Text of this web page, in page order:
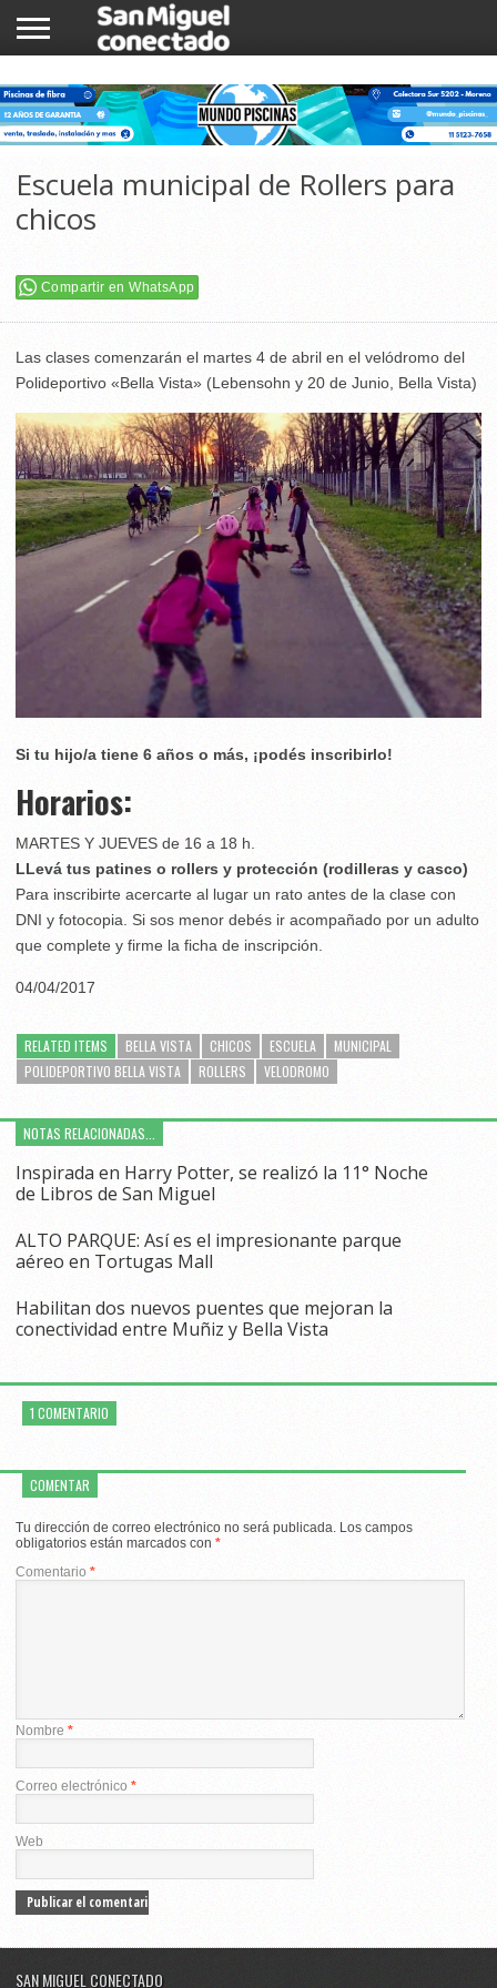
NOTICIAS
COMUNIDAD
COMERCIOS
Escuela municipal de Rollers para
chicos
Compartir en WhatsApp
Las clases comenzarán el martes 4 de abril en el velódromo del
Polideportivo «Bella Vista» (Lebensohn y 20 de Junio, Bella Vista)
Si tu hijo/a tiene 6 años o más, ¡podés inscribirlo!
Horarios:
MARTES Y JUEVES de 16 a 18 h.
LLevá tus patines o rollers y protección (rodilleras y casco)
Para inscribirte acercarte al lugar un rato antes de la clase con
DNI y fotocopia. Si sos menor debés ir acompañado por un adulto
que complete y firme la ficha de inscripción.
04/04/2017
RELATED ITEMS BELLA VISTA CHICOS ESCUELA
MUNICIPAL
POLIDEPORTIVO BELLA VISTA
ROLLERS VELODROMO
NOTAS RELACIONADAS...
Inspirada en Harry Potter, se realizó la 11° Noche
de Libros de San Miguel
ALTO PARQUE: Así es el impresionante parque
aéreo en Tortugas Mall
Habilitan dos nuevos puentes que mejoran la
conectividad entre Muñiz y Bella Vista
1 COMENTARIO
COMENTAR
Tu dirección de correo electrónico no será publicada. Los campos
obligatorios están marcados con *
Comentario *
Nombre *
Correo electrónico *
Web
SAN MIGUEL CONECTADO